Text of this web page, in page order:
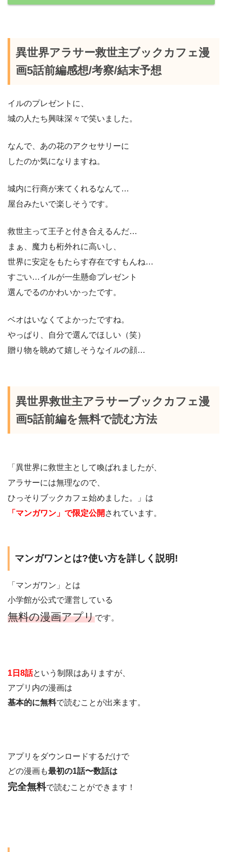
異世界アラサー救世主ブックカフェ漫
画5話前編感想/考察/結末予想
イルのプレゼントに、
城の人たち興味深々で笑いました。
なんで、あの花のアクセサリーに
したのか気になりますね。
城内に行商が来てくれるなんて…
屋台みたいで楽しそうです。
救世主って王子と付き合えるんだ…
まぁ、魔力も桁外れに高いし、
世界に安定をもたらす存在ですもんね…
すごい…イルが一生懸命プレゼント
選んでるのかわいかったです。
ベオはいなくてよかったですね。
やっぱり、自分で選んでほしい（笑）
贈り物を眺めて嬉しそうなイルの顔…
異世界救世主アラサーブックカフェ漫
画5話前編を無料で読む方法
「異世界に救世主として喚ばれましたが、
アラサーには無理なので、
ひっそりブックカフェ始めました。」は
「マンガワン」で限定公開 されています。
マンガワンとは?使い方を詳しく説明!
「マンガワン」とは
小学館が公式で運営している
無料の漫画アプリです。
1日8話という制限はありますが、
アプリ内の漫画は
基本的に無料で読むことが出来ます。
アプリをダウンロードするだけで
どの漫画も最初の1話〜数話は
完全無料で読むことができます！